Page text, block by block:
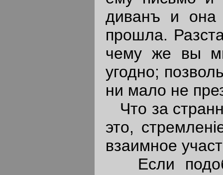
диванъ и она
прошла.
чему же вы
угодно;
ни мало не
Что за
это,
взаимное
Если